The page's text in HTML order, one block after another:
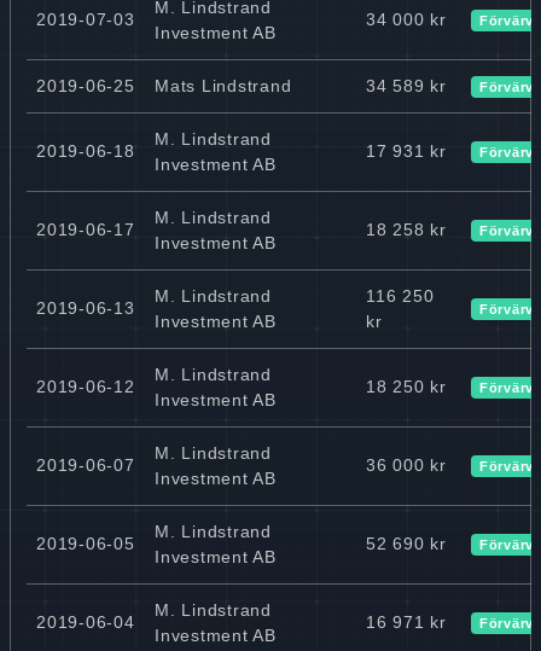
2019-07-03
M. Lindstrand
Investment AB
34 000 kr Förvärv
2019-06-25 Mats Lindstrand 34 589 kr Förvärv
2019-06-18
M. Lindstrand
Investment AB
17 931 kr Förvärv
2019-06-17
M. Lindstrand
Investment AB
18 258 kr Förvärv
2019-06-13
M. Lindstrand
Investment AB
116 250
kr
Förvärv
2019-06-12
M. Lindstrand
Investment AB
18 250 kr Förvärv
2019-06-07
M. Lindstrand
Investment AB
36 000 kr Förvärv
2019-06-05
M. Lindstrand
Investment AB
52 690 kr Förvärv
2019-06-04
M. Lindstrand
Investment AB
16 971 kr Förvärv